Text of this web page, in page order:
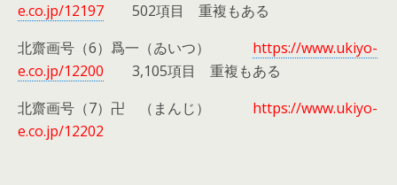
e.co.jp/12197 502項目 重複もある
北齋画号（6）爲一（ゐいつ） https://www.ukiyo-
e.co.jp/12200 3,105項目 重複もある
北齋画号（7）卍 （まんじ） https://www.ukiyo-
e.co.jp/12202